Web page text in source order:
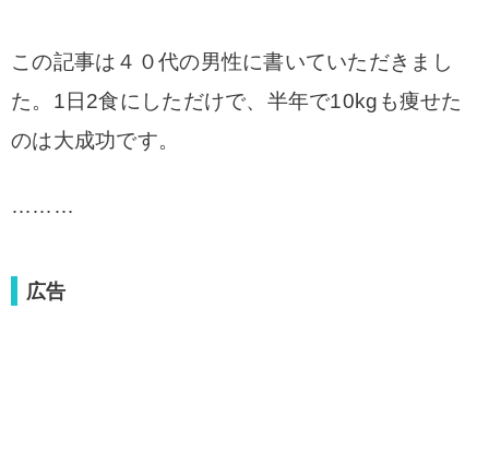
この記事は４０代の男性に書いていただきまし
た。1日2食にしただけで、半年で10kgも痩せた
のは大成功です。
………
広告